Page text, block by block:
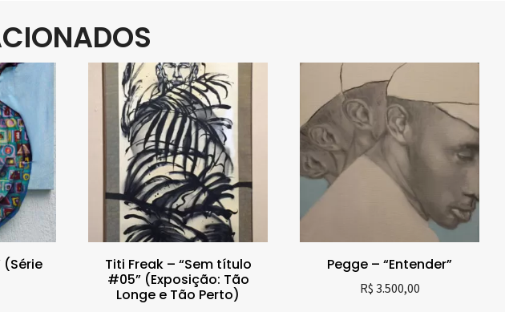
(Série
Titi Freak – “Sem título
#05” (Exposição: Tão
Longe e Tão Perto)
Pegge – “Entender”
R$ 3.500,00